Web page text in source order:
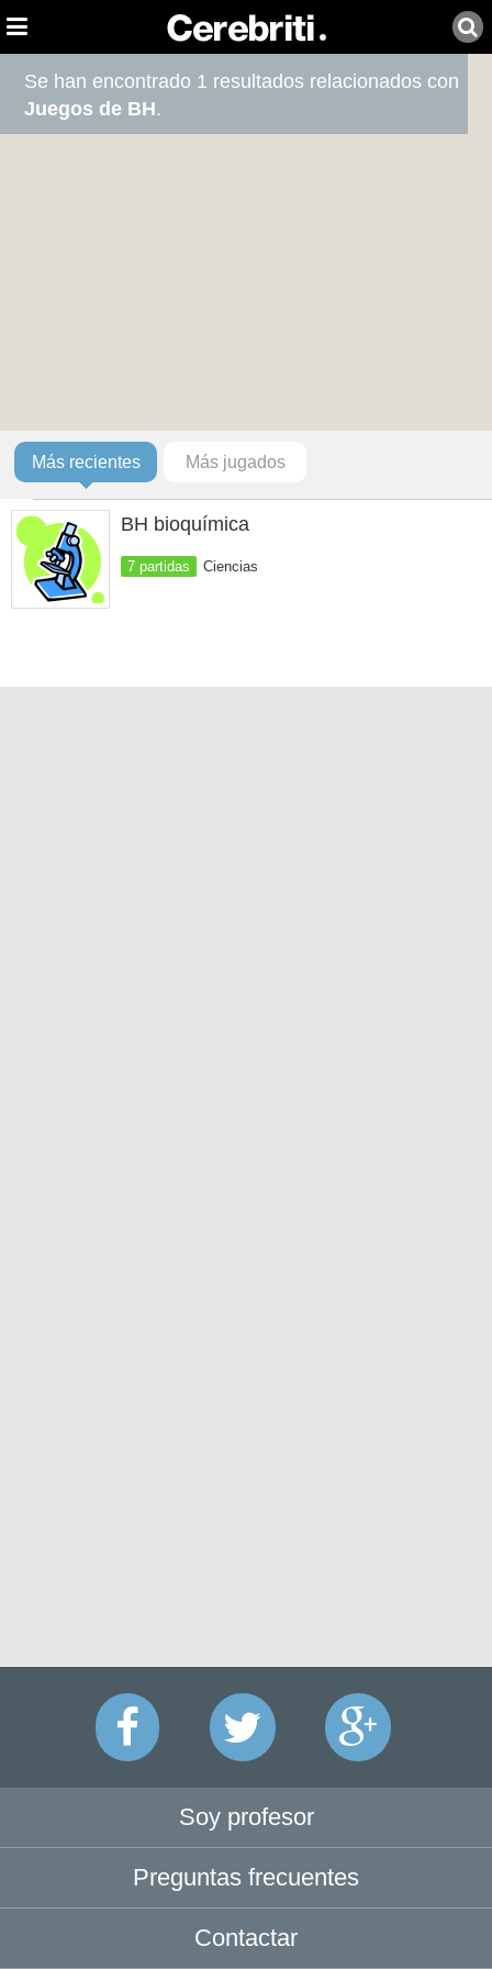
Se han encontrado 1 resultados relacionados con
Juegos de BH.
Más recientes Más jugados
BH bioquímica
7 partidas Ciencias
Soy profesor
Preguntas frecuentes
Contactar